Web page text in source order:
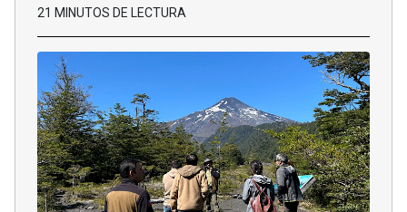
21 MINUTOS DE LECTURA